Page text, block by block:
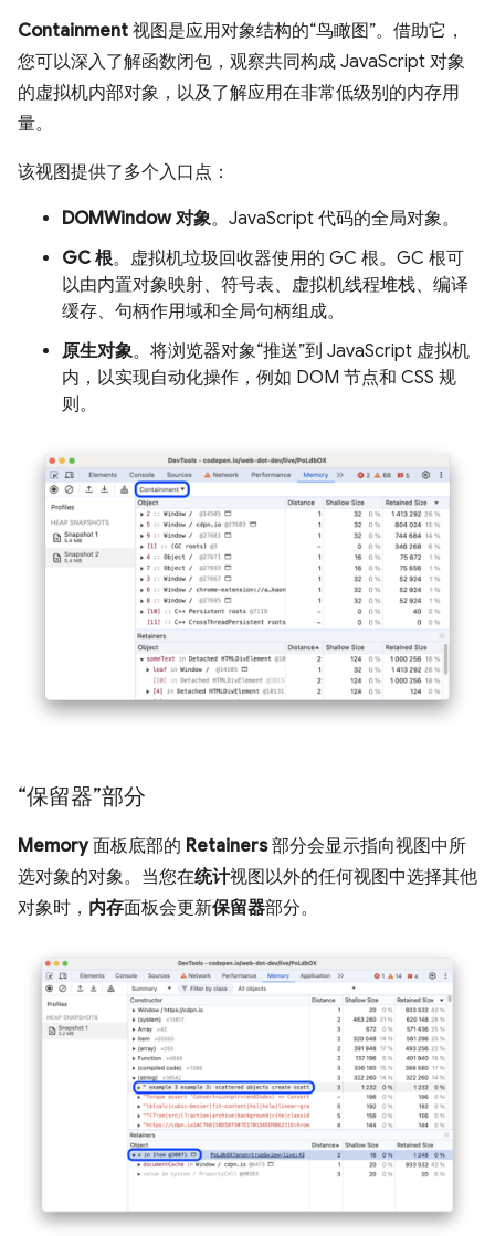
Containment 视图是应用对象结构的“鸟瞰图”。借助它，
您可以深入了解函数闭包，观察共同构成 JavaScript 对象
的虚拟机内部对象，以及了解应用在非常低级别的内存用
量。
该视图提供了多个入口点：
DOMWindow 对象。JavaScript 代码的全局对象。
GC 根。虚拟机垃圾回收器使用的 GC 根。GC 根可
以由内置对象映射、符号表、虚拟机线程堆栈、编译
缓存、句柄作用域和全局句柄组成。
原生对象。将浏览器对象“推送”到 JavaScript 虚拟机
内，以实现自动化操作，例如 DOM 节点和 CSS 规
则。
“保留器”部分
Memory面板底部的 Retainers部分会显示指向视图中所
选对象的对象。当您在统计视图以外的任何视图中选择其他
对象时， 内存面板会更新保留器部分。